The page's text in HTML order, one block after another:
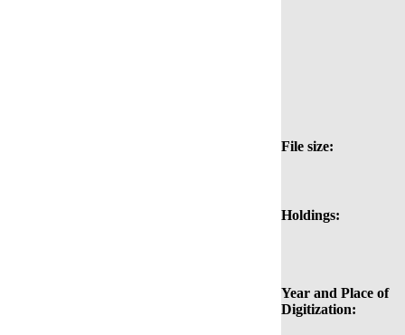
File size:
Holdings:
Year and Place of
Digitization: